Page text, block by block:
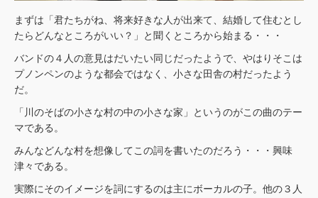
まずは「君たちがね、将来好きな人が出来て、結婚して住むとし
たらどんなところがいい？」と聞くところから始まる・・・
バンドの４人の意見はだいたい同じだったようで、やはりそこは
プノンペンのような都会ではなく、小さな田舎の村だったよう
だ。
「川のそばの小さな村の中の小さな家」というのがこの曲のテー
マである。
みんなどんな村を想像してこの詞を書いたのだろう・・・興味
津々である。
実際にそのイメージを詞にするのは主にボーカルの子。他の３人